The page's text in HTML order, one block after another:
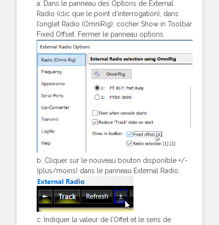
a. Dans le panneau des Options de External
Radio (clic que le point d’interrogation), dans
l’onglet Radio (OmniRig), cocher Show in Toolbar
Fixed Offset. Fermer le panneau options.
b. Cliquer sur le nouveau bouton disponible +/-
(plus/moins) dans le panneau External Radio.
c. Indiquer la valeur de l’Offet et le sens de